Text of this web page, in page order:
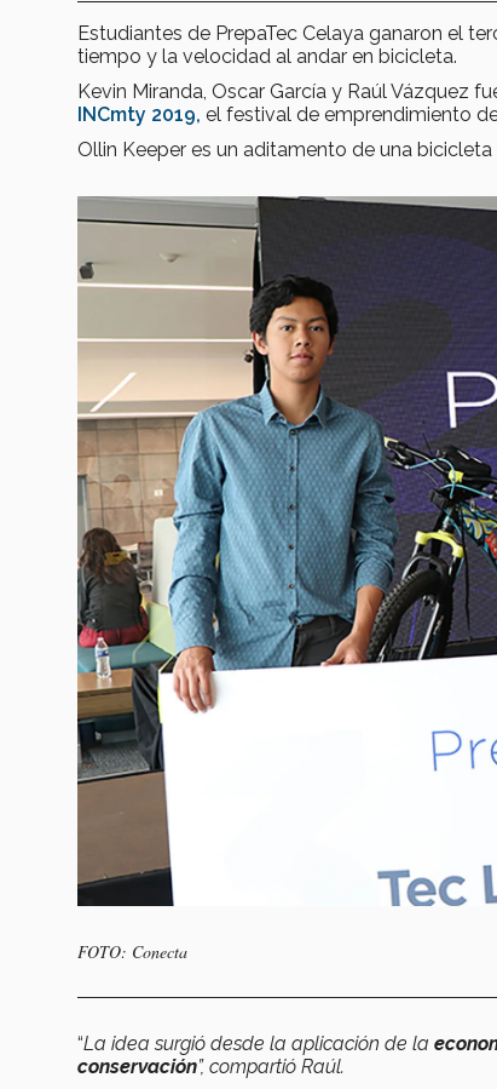
Estudiantes de PrepaTec Celaya ganaron el
tiempo y la velocidad al andar en bicicleta.
Kevin Miranda, Oscar García y Raúl Vázquez
INCmty 2019, el festival de emprendimiento
Ollin Keeper es un aditamento de una
FOTO: Conecta
“La idea surgió desde la aplicación de la
conservación”, compartió Raúl.